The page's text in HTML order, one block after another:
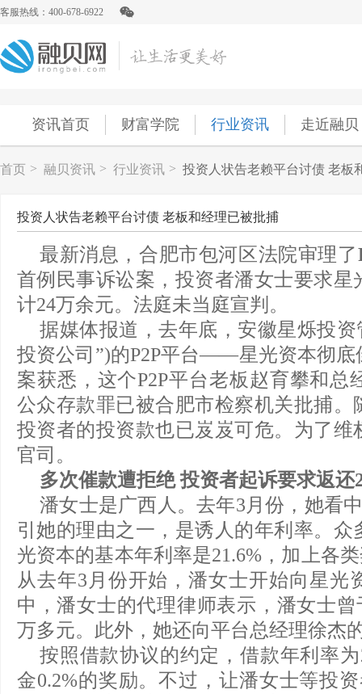
客服热线：400-678-6922
资讯首页 财富学院 行业资讯 走近融贝
首页 > 融贝资讯 > 行业资讯 > 投资人状告老赖平台讨债 老板
投资人状告老赖平台讨债 老板和经理已被批捕
最新消息，合肥市包河区法院审理了
首例民事诉讼案，投资者潘女士要求星
计24万余元。法庭未当庭宣判。
据媒体报道，去年底，安徽星烁投
投资公司”)的P2P平台——星光资本彻底
案获悉，这个P2P平台老板赵育攀和总
公众存款罪已被合肥市检察机关批捕。
投资者的投资款也已岌岌可危。为了维
官司。
多次催款遭拒绝 投资者起诉要求返还
潘女士是广西人。去年3月份，她看
引她的理由之一，是诱人的年利率。
光资本的基本年利率是21.6%，加上各
从去年3月份开始，潘女士开始向星光
中，潘女士的代理律师表示，潘女士
万多元。此外，她还向平台总经理徐杰
按照借款协议的约定，借款年利率
金0.2%的奖励。不过，让潘女士等投